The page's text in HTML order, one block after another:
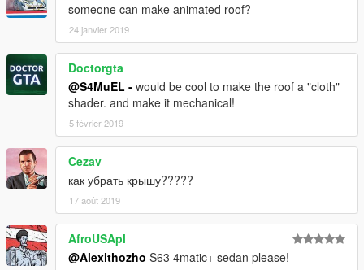
someone can make animated roof?
24 janvier 2019
Doctorgta
@S4MuEL - would be cool to make the roof a "cloth"
shader. and make it mechanical!
5 février 2019
Cezav
как убрать крышу?????
17 août 2019
AfroUSApl
@Alexithozho S63 4matic+ sedan please!